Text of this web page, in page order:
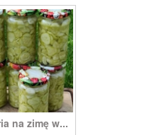
na zimę w...